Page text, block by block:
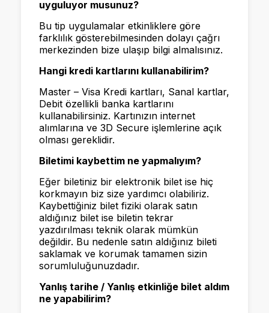
uyguluyor musunuz?
Bu tip uygulamalar etkinliklere göre
farklılık gösterebilmesinden dolayı çağrı
merkezinden bize ulaşıp bilgi almalısınız.
Hangi kredi kartlarını kullanabilirim?
Master – Visa Kredi kartları, Sanal kartlar,
Debit özellikli banka kartlarını
kullanabilirsiniz. Kartınızın internet
alımlarına ve 3D Secure işlemlerine açık
olması gereklidir.
Biletimi kaybettim ne yapmalıyım?
Eğer biletiniz bir elektronik bilet ise hiç
korkmayın biz size yardımcı olabiliriz.
Kaybettiğiniz bilet fiziki olarak satın
aldığınız bilet ise biletin tekrar
yazdırılması teknik olarak mümkün
değildir. Bu nedenle satın aldığınız bileti
saklamak ve korumak tamamen sizin
sorumluluğunuzdadır.
Yanlış tarihe / Yanlış etkinliğe bilet aldım
ne yapabilirim?